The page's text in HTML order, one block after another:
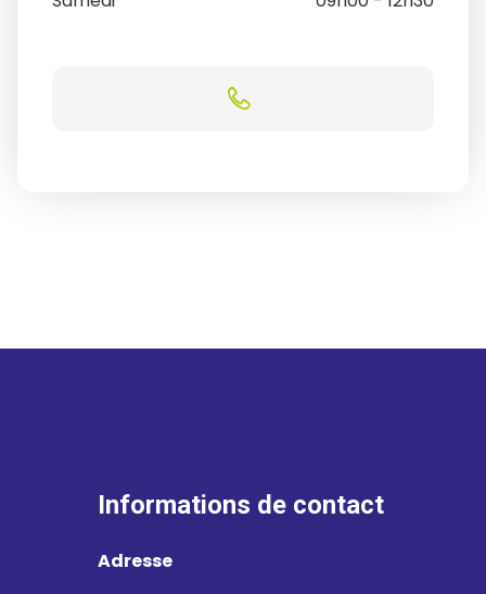
Informations de contact
Adresse